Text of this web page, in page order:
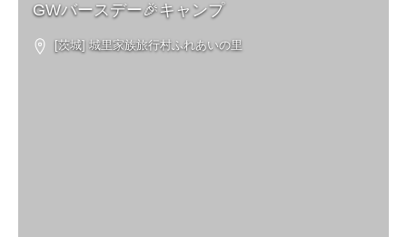
GWバースデー🎉キャンプ
[茨城] 城里家族旅行村ふれあいの里